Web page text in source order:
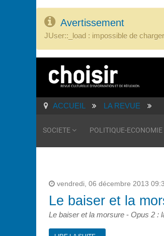
Avertissement
JUser::_load : impossible de
ACCUEIL LA REVUE
SOCIETE POLITIQUE-ECONOMIE
vendredi, 06 décembre 2013
Le baiser et la
Le baiser et la morsure - Opus 2 :